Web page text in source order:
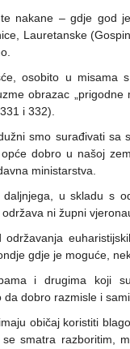
nakane – gdje god
Lauretanske
osobito u misama
obrazac
i 332).
smo surađivati sa
dobro u našoj
ministarstva.
u skladu s
ni župni
održavanja
gdje je moguće,
i drugima koji
da dobro razmisle i
običaj koristiti
se smatra razboritim,